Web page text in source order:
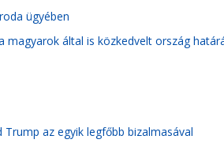
ügyében
által is közkedvelt ország
az egyik legfőbb bizalmasával